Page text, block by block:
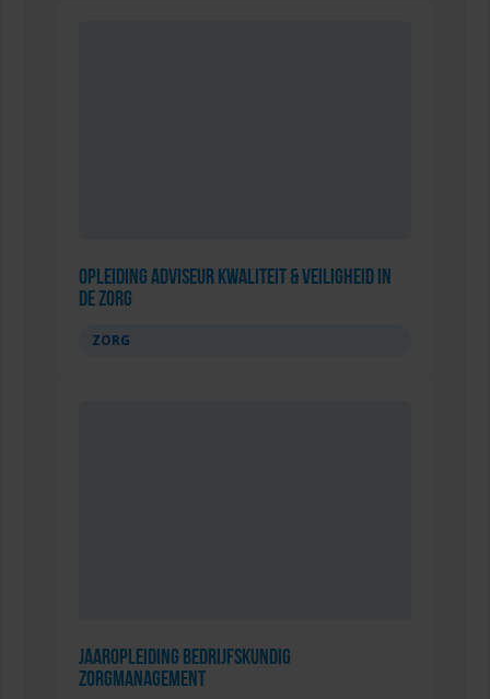
Opleiding Adviseur Kwaliteit & Veiligheid in
de zorg
ZORG
Jaaropleiding Bedrijfskundig
Zorgmanagement